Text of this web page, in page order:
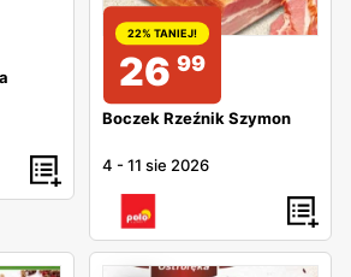
22% TANIEJ!
26 99
Boczek Rzeźnik Szymon
4 -11 sie 2026